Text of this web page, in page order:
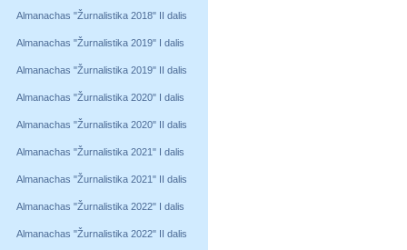
Almanachas "Žurnalistika 2018" II dalis
Almanachas "Žurnalistika 2019" I dalis
Almanachas "Žurnalistika 2019" II dalis
Almanachas "Žurnalistika 2020" I dalis
Almanachas "Žurnalistika 2020" II dalis
Almanachas "Žurnalistika 2021" I dalis
Almanachas "Žurnalistika 2021" II dalis
Almanachas "Žurnalistika 2022" I dalis
Almanachas "Žurnalistika 2022" II dalis